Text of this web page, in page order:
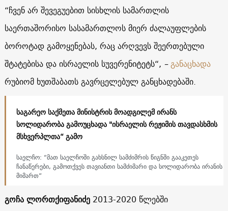
“ჩვენ არ შევეგუებით სისხლის სამართლის
საერთაშორისო სასამართლოს მიერ ძალაუფლების
ბოროტად გამოყენებას, რაც არღვევს შეერთებული
შტატებისა და ისრაელის სუვერენიტეტს“, –განაცხადა
რუბიომ ხუთშაბათს გავრცელებულ განცხადებაში.
საგარეო საქმეთა მინისტრის მოადგილემ ირანს
სოლიდარობა გამოუცხადა "ისრაელის რეჟიმის თავდასხმის
მსხვერპლთა“ გამო
საელჩო: “მათ საელჩოში გახსნილ სამძიმრის წიგნში გააკეთეს
ჩანაწერები, გამოთქვეს თავიანთი სამძიმარი და სოლიდარობა ირანის
მიმართ”
გოჩა ლორთქიფანიძე2013-2020 წლებში